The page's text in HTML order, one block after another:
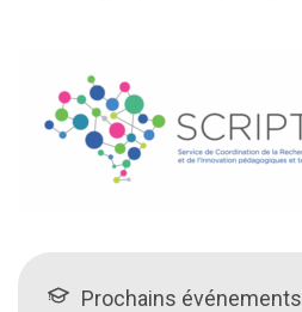
Prochains événements